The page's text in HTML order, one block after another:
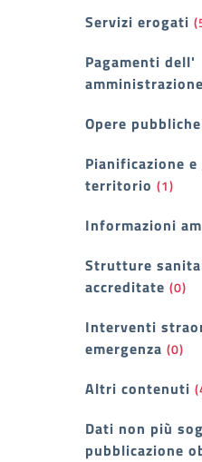
Servizi erogati
Pagamenti dell'
amministrazione
Opere pubbliche
Pianificazione
territorio (1)
Informazioni
Strutture
accreditate (0)
Interventi
emergenza (0)
Altri contenuti
Dati non più
pubblicazione